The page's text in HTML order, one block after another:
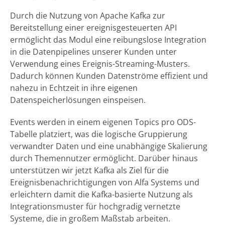
Durch die Nutzung von Apache Kafka zur
Bereitstellung einer ereignisgesteuerten API
ermöglicht das Modul eine reibungslose Integration
in die Datenpipelines unserer Kunden unter
Verwendung eines Ereignis-Streaming-Musters.
Dadurch können Kunden Datenströme effizient und
nahezu in Echtzeit in ihre eigenen
Datenspeicherlösungen einspeisen.
Events werden in einem eigenen Topics pro ODS-
Tabelle platziert, was die logische Gruppierung
verwandter Daten und eine unabhängige Skalierung
durch Themennutzer ermöglicht. Darüber hinaus
unterstützen wir jetzt Kafka als Ziel für die
Ereignisbenachrichtigungen von Alfa Systems und
erleichtern damit die Kafka-basierte Nutzung als
Integrationsmuster für hochgradig vernetzte
Systeme, die in großem Maßstab arbeiten.